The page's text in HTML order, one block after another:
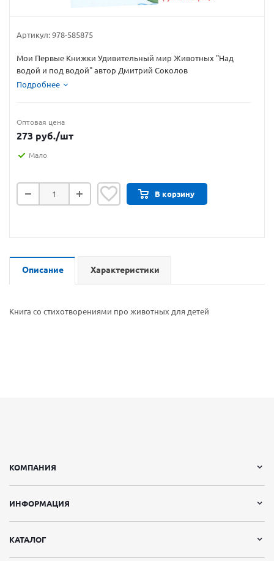
Артикул: 978-585875
Мои Первые Книжки Удивительный мир Животных "Над
водой и под водой" автор Дмитрий Соколов
Подробнее
Оптовая цена
273 руб./шт
Мало
В корзину
Описание Характеристики
Книга со стихотворениями про животных для детей
КОМПАНИЯ
ИНФОРМАЦИЯ
КАТАЛОГ